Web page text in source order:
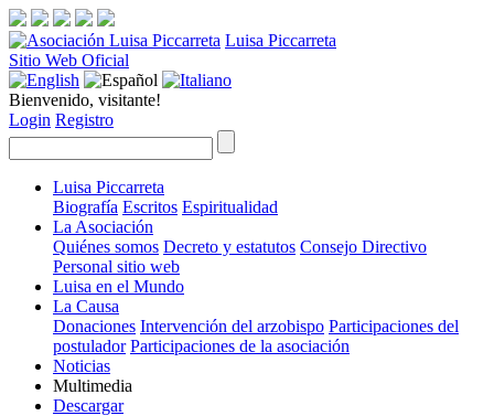
Luisa Piccarreta
Sitio Web Oficial
Bienvenido, visitante!
Login Registro
Luisa Piccarreta
Biografía Escritos Espiritualidad
La Asociación
Quiénes somos Decreto y estatutos Consejo Directivo
Personal sitio web
Luisa en el Mundo
La Causa
Donaciones Intervención del arzobispo Participaciones del
postulador Participaciones de la asociación
Noticias
Multimedia
Descargar